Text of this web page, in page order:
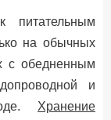
питательным
на обычных
с обедненным
и
Хранение